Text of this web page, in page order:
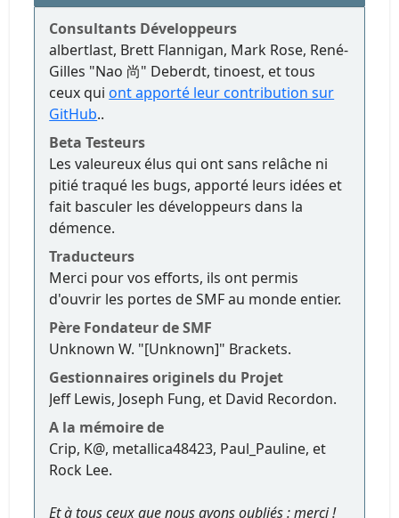
Consultants Développeurs
albertlast, Brett Flannigan, Mark Rose, René-
Gilles "Nao 尚" Deberdt, tinoest, et tous
ceux quiont apporté leur contribution sur
GitHub..
Beta Testeurs
Les valeureux élus qui ont sans relâche ni
pitié traqué les bugs, apporté leurs idées et
fait basculer les développeurs dans la
démence.
Traducteurs
Merci pour vos efforts, ils ont permis
d'ouvrir les portes de SMF au monde entier.
Père Fondateur de SMF
Unknown W. "[Unknown]" Brackets.
Gestionnaires originels du Projet
Jeff Lewis, Joseph Fung, et David Recordon.
A la mémoire de
Crip, K@, metallica48423, Paul_Pauline, et
Rock Lee.
Et à tous ceux que nous avons oubliés : merci !